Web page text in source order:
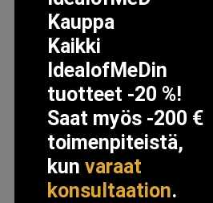
MAYBELLINE TATTOO BROW
10.5 EUR
LISÄTIETOJA
Kauppa
Kaikki
IdealofMeDin
tuotteet -20 %!
Saat myös -200 €
toimenpiteistä,
kunvaraat
konsultaation.